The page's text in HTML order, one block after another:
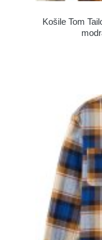
Košile Tom